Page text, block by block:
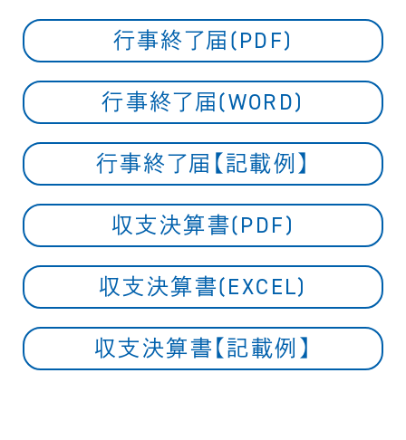
行事終了届(PDF)
行事終了届(WORD)
行事終了届【記載例】
収支決算書(PDF)
収支決算書(EXCEL)
収支決算書【記載例】